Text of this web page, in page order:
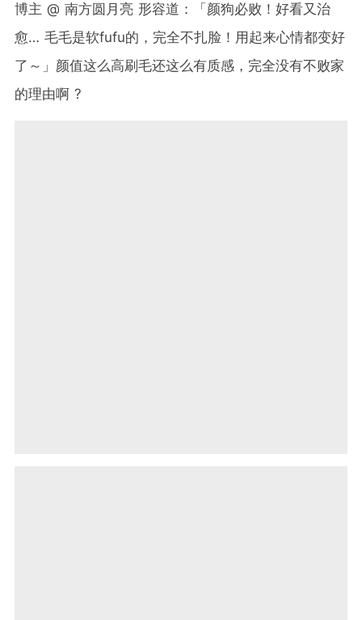
博主 @ 南方圆月亮 形容道：「颜狗必败！好看又治
愈… 毛毛是软fufu的，完全不扎脸！用起来心情都变好
了～」颜值这么高刷毛还这么有质感，完全没有不败家
的理由啊 ?